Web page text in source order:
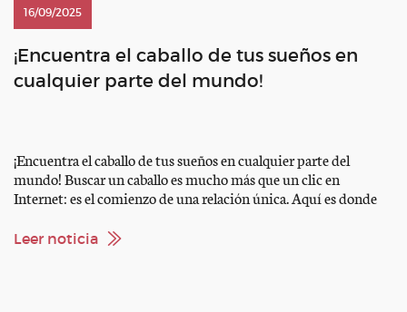
16/09/2025
¡Encuentra el caballo de tus sueños en
cualquier parte del mundo!
¡Encuentra el caballo de tus sueños en cualquier parte del
mundo! Buscar un caballo es mucho más que un clic en
Internet: es el comienzo de una relación única. Aquí es donde
fácil: reúne a compradores y vendedores de numerosos países y
Leer noticia